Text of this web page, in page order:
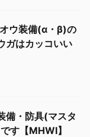
ウ装備(α・β)の
ガはカッコいい
備・防具(マスタ
す【MHWI】